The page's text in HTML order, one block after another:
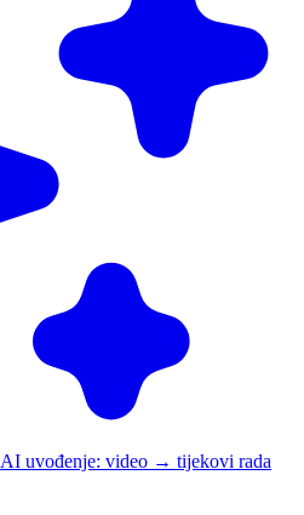
AI uvođenje: video → tijekovi rada